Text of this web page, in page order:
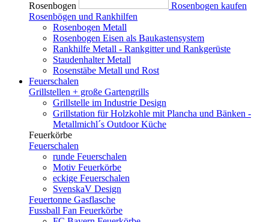
Rosenbogen
Rosenbogen kaufen
Rosenbögen und Rankhilfen
Rosenbogen Metall
Rosenbogen Eisen als Baukastensystem
Rankhilfe Metall - Rankgitter und Rankgerüste
Staudenhalter Metall
Rosenstäbe Metall und Rost
Feuerschalen
Grillstellen + große Gartengrills
Grillstelle im Industrie Design
Grillstation für Holzkohle mit Plancha und Bänken -
Metallmichl´s Outdoor Küche
Feuerkörbe
Feuerschalen
runde Feuerschalen
Motiv Feuerkörbe
eckige Feuerschalen
SvenskaV Design
Feuertonne Gasflasche
Fussball Fan Feuerkörbe